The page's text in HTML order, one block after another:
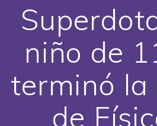
niño de
terminó la
de